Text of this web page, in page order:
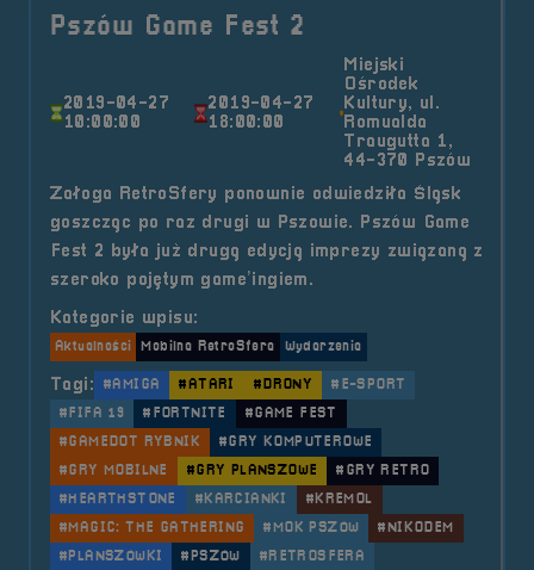
Pszów Game Fest 2
2019-04-27
10:00:00
2019-04-27
18:00:00
Miejski
Ośrodek
Kultury, ul.
Romualda
Traugutta 1,
44-370 Pszów
Załoga RetroSfery ponownie odwiedziła Śląsk
goszcząc po raz drugi w Pszowie. Pszów Game
Fest 2 była już drugą edycją imprezy związaną z
szeroko pojętym game’ingiem.
Kategorie wpisu:
Aktualności Mobilna RetroSfera Wydarzenia
Tagi: #AMIGA #ATARI #DRONY
#E-SPORT
#FIFA 19
#FORTNITE
#GAME FEST
#GAMEDOT RYBNIK
#GRY KOMPUTEROWE
#GRY MOBILNE
#GRY PLANSZOWE
#GRY RETRO
#HEARTHSTONE
#KARCIANKI
#KREMOL
#MAGIC: THE GATHERING
#MOK PSZÓW
#NIKODEM
#PLANSZÓWKI
#PSZÓW
#RETROSFERA